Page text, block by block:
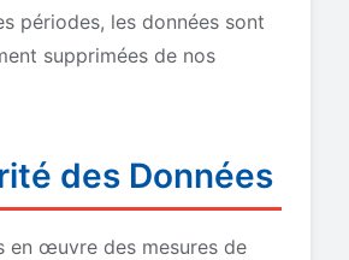
périodes, les données sont
supprimées de nos
des Données
en œuvre des mesures de